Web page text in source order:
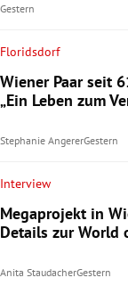
Gestern
Floridsdorf
Wiener Paar seit
„Ein Leben zum
Stephanie AngererGestern
Interview
Megaprojekt in
Details zur World
Anita StaudacherGestern